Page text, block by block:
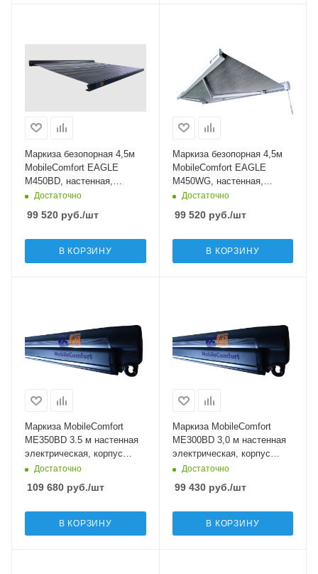
Маркиза безопорная 4,5м
MobileComfort EAGLE
M450BD, настенная,
механическая, чёрная
Достаточно
99 520 руб./шт
В КОРЗИНУ
Маркиза безопорная 4,5м
MobileComfort EAGLE
M450WG, настенная,
механическая, белая
Достаточно
99 520руб./шт
В КОРЗИНУ
Маркиза MobileComfort
ME350BD 3.5 м настенная
электрическая, корпус
чёрный, полотно серое
Достаточно
109 680 руб./шт
В КОРЗИНУ
Маркиза MobileComfort
ME300BD 3,0 м настенная
электрическая, корпус
чёрный, полотно серое
Достаточно
99 430руб./шт
В КОРЗИНУ